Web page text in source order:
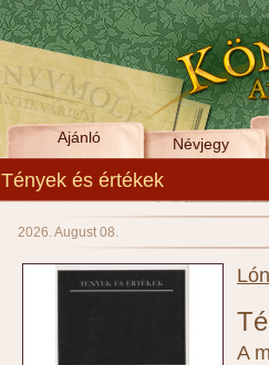
Ajánló Névjegy
Tények és értékek
2026. August 08.
A